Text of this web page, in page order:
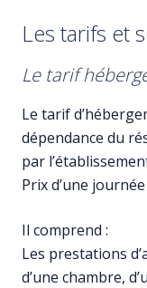
Les tarifs et
Le tarif
Le tarif
dépendance du
par
Prix d’une
Il comprend :
Les prestations
d’une chambre,